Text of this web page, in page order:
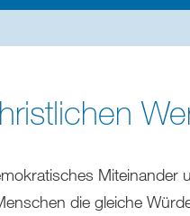
Miteinander
die gleiche